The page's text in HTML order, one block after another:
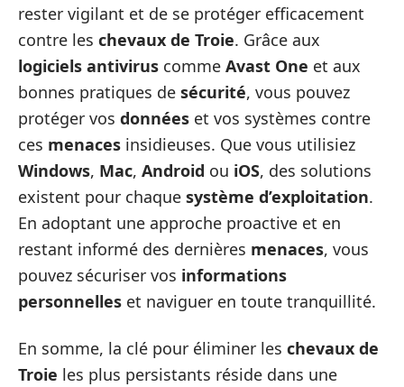
rester vigilant et de se protéger efficacement
contre les chevaux de Troie. Grâce aux
logiciels antivirus comme Avast One et aux
bonnes pratiques de sécurité, vous pouvez
protéger vos données et vos systèmes contre
ces menaces insidieuses. Que vous utilisiez
Windows, Mac, Android ou iOS, des solutions
existent pour chaque système d’exploitation.
En adoptant une approche proactive et en
restant informé des dernières menaces, vous
pouvez sécuriser vos informations
personnelles et naviguer en toute tranquillité.
En somme, la clé pour éliminer les chevaux de
Troie les plus persistants réside dans une